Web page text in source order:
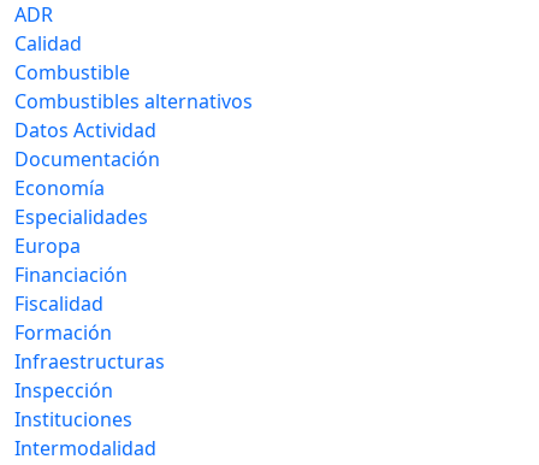
ADR
Calidad
Combustible
Combustibles alternativos
Datos Actividad
Documentación
Economía
Especialidades
Europa
Financiación
Fiscalidad
Formación
Infraestructuras
Inspección
Instituciones
Intermodalidad